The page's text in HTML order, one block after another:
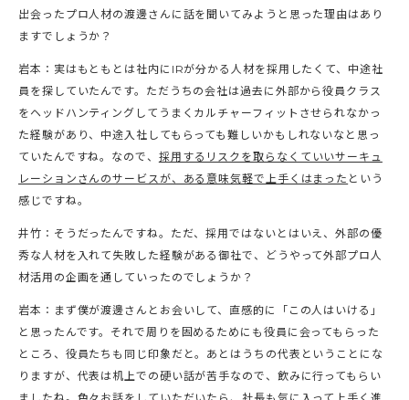
出会ったプロ人材の渡邊さんに話を聞いてみようと思った理由はあり
ますでしょうか？
岩本：実はもともとは社内にIRが分かる人材を採用したくて、中途社
員を探していたんです。ただうちの会社は過去に外部から役員クラス
をヘッドハンティングしてうまくカルチャーフィットさせられなかっ
た経験があり、中途入社してもらっても難しいかもしれないなと思っ
ていたんですね。なので、 採用するリスクを取らなくていいサーキュ
レーションさんのサービスが、ある意味気軽で上手くはまった という
感じですね。
井竹：そうだったんですね。ただ、採用ではないとはいえ、外部の優
秀な人材を入れて失敗した経験がある御社で、どうやって外部プロ人
材活用の企画を通していったのでしょうか？
岩本：まず僕が渡邊さんとお会いして、直感的に「この人はいける」
と思ったんです。それで周りを固めるためにも役員に会ってもらった
ところ、役員たちも同じ印象だと。あとはうちの代表ということにな
りますが、代表は机上での硬い話が苦手なので、飲みに行ってもらい